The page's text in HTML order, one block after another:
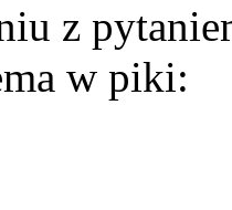
z
w piki: